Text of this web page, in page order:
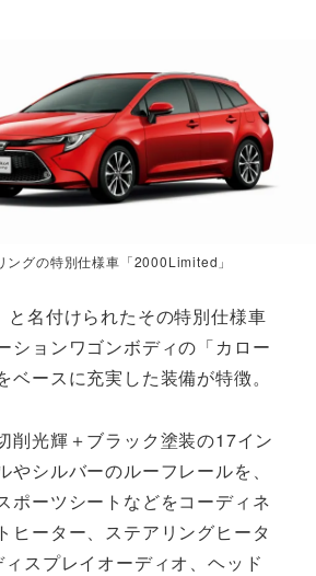
ングの特別仕様車「2000Limited」
と名付けられたその特別仕様車
ションワゴンボディの「カロー
ベースに充実した装備が特徴。
削光輝＋ブラック塗装の17イン
やシルバーのルーフレールを、
ポーツシートなどをコーディネ
ヒーター、ステアリングヒータ
スプレイオーディオ、ヘッド